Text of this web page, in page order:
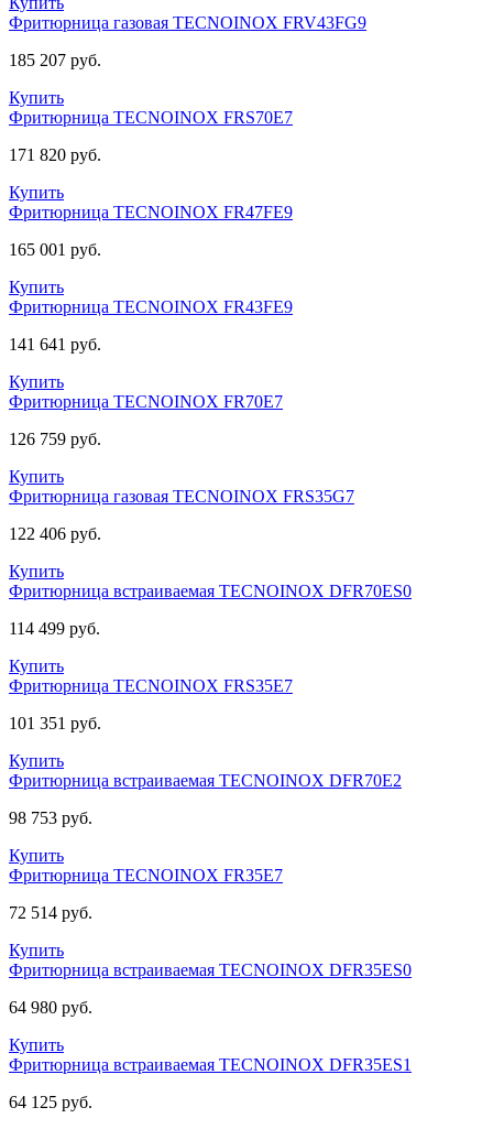
Фритюрница газовая TECNOINOX FRV43FG9
185 207 руб.
Купить
Фритюрница TECNOINOX FRS70E7
171 820 руб.
Купить
Фритюрница TECNOINOX FR47FE9
165 001 руб.
Купить
Фритюрница TECNOINOX FR43FE9
141 641 руб.
Купить
Фритюрница TECNOINOX FR70E7
126 759 руб.
Купить
Фритюрница газовая TECNOINOX FRS35G7
122 406 руб.
Купить
Фритюрница встраиваемая TECNOINOX DFR70ES0
114 499 руб.
Купить
Фритюрница TECNOINOX FRS35E7
101 351 руб.
Купить
Фритюрница встраиваемая TECNOINOX DFR70E2
98 753 руб.
Купить
Фритюрница TECNOINOX FR35E7
72 514 руб.
Купить
Фритюрница встраиваемая TECNOINOX DFR35ES0
64 980 руб.
Купить
Фритюрница встраиваемая TECNOINOX DFR35ES1
64 125 руб.